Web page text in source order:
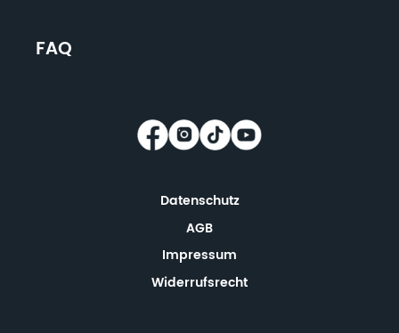
FAQ
Datenschutz
AGB
Impressum
Widerrufsrecht